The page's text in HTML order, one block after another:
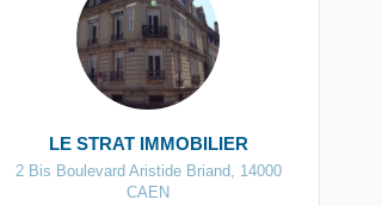
LE STRAT IMMOBILIER
2 Bis Boulevard Aristide Briand, 14000
CAEN